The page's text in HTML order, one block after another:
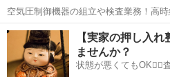
空気圧制御機器の組立や検査業務！高
務！嬉しい寮費無料！ワンルーム寮完
内に無料駐車場あり★！《岩手県釜石市》 人気の工場のお仕事
圧制御機器（シリンダ、バルブ...
岩手 釜石市 釜石駅 その他
【実家の押し入
ませんか？
状態が悪くてもOK🙆‍♀️